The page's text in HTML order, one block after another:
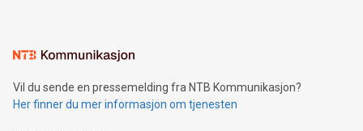
Vil du sende en pressemelding fra NTB Kommunikasjon?
Her finner du mer informasjon om tjenesten